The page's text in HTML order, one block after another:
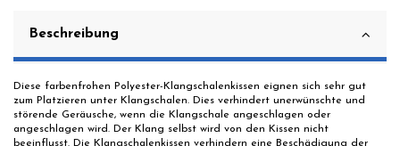
Beschreibung
Diese farbenfrohen Polyester-Klangschalenkissen eignen sich sehr gut
zum Platzieren unter Klangschalen. Dies verhindert unerwünschte und
störende Geräusche, wenn die Klangschale angeschlagen oder
angeschlagen wird. Der Klang selbst wird von den Kissen nicht
beeinflusst. Die Klangschalenkissen verhindern eine Beschädigung der